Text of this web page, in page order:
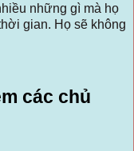
những gì mà họ
gian. Họ sẽ không
các chủ